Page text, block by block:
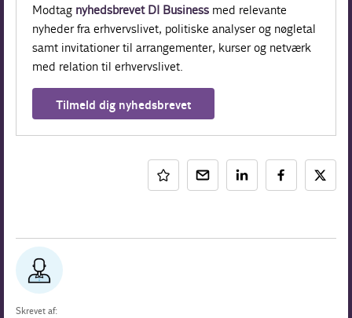
Modtag nyhedsbrevet DI Business med relevante
nyheder fra erhvervslivet, politiske analyser og nøgletal
samt invitationer til arrangementer, kurser og netværk
med relation til erhvervslivet.
Tilmeld dig nyhedsbrevet
Skrevet af: